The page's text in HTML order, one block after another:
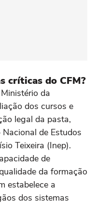
críticas do CFM?
da
dos cursos e
legal da pasta,
de Estudos
Teixeira (Inep).
de
da formação
estabelece a
dos sistemas